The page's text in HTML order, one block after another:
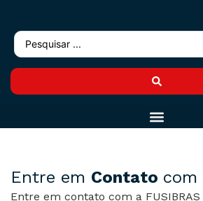
Entre em Contato com
Entre em contato com a